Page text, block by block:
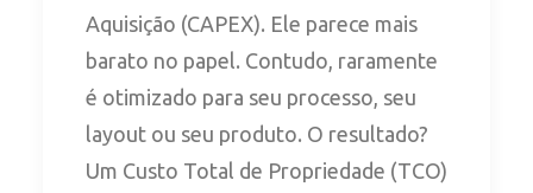
Aquisição (CAPEX). Ele parece mais
barato no papel. Contudo, raramente
é otimizado para seu processo, seu
layout ou seu produto. O resultado?
Um Custo Total de Propriedade (TCO)